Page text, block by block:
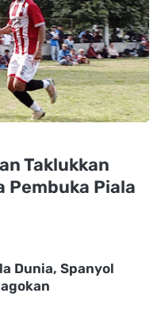
Taklukkan
Pembuka Piala
Dunia, Spanyol